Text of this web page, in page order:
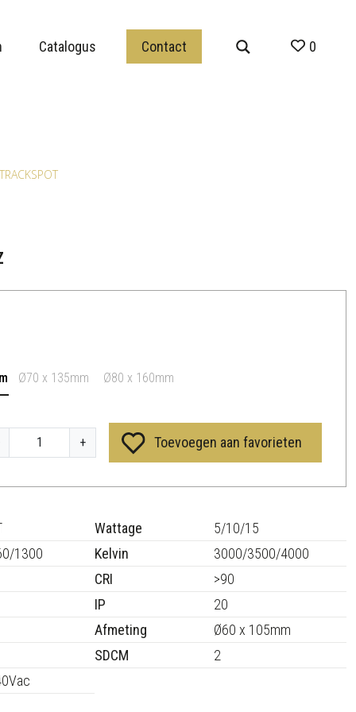
Catalogus Contact 0
Ø70 x 135mm Ø80 x 160mm
+ Toevoegen aan favorieten
Wattage
5/10/15
1300 Kelvin
3000/3500/4000
CRI
>90
IP
20
Afmeting
Ø60 x 105mm
SDCM
2